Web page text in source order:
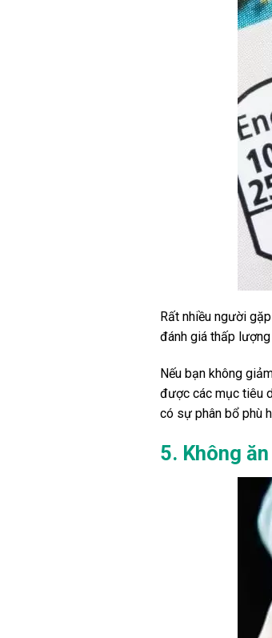
Rất nhiều người
đánh giá thấp
Nếu bạn không
được các mục tiêu
có sự phân bổ phù
5. Không